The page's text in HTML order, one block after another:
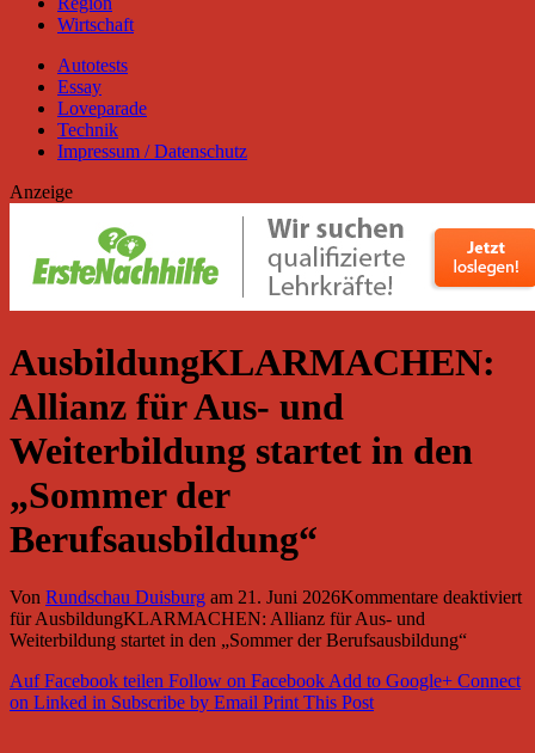
Wirtschaft
Autotests
Essay
Loveparade
Technik
Impressum / Datenschutz
Anzeige
AusbildungKLARMACHEN:
Allianz für Aus- und
Weiterbildung startet in den
„Sommer der
Berufsausbildung“
Von Rundschau Duisburg am 21. Juni 2026Kommentare deaktiviert
für AusbildungKLARMACHEN: Allianz für Aus- und
Weiterbildung startet in den „Sommer der Berufsausbildung“
Auf Facebook teilen Follow on FacebookAdd to Google+ Connect
on Linked in Subscribe by Email Print This Post